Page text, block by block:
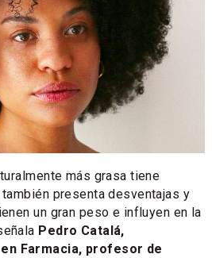
más grasa tiene
presenta desventajas y
un gran peso e influyen en la
Pedro Catalá,
Farmacia, profesor de